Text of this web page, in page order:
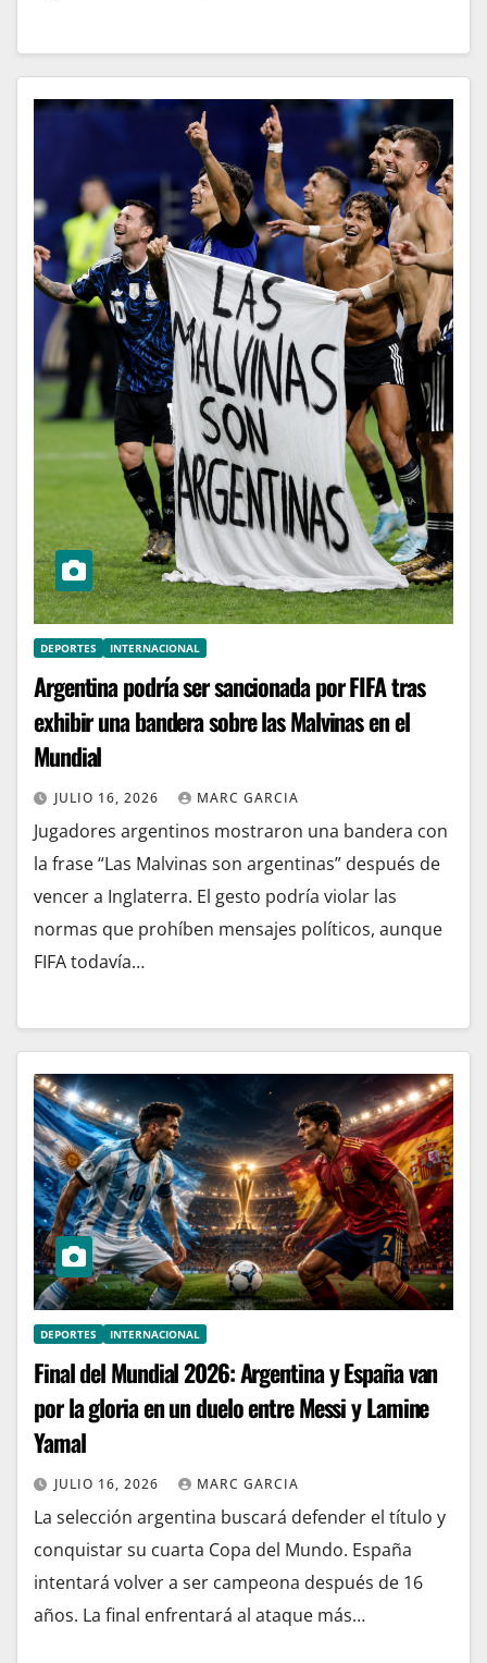
DEPORTES INTERNACIONAL
Argentina podría ser sancionada por FIFA tras
exhibir una bandera sobre las Malvinas en el
Mundial
JULIO 16, 2026 MARC GARCIA
Jugadores argentinos mostraron una bandera con
la frase “Las Malvinas son argentinas” después de
vencer a Inglaterra. El gesto podría violar las
normas que prohíben mensajes políticos, aunque
FIFA todavía…
DEPORTES INTERNACIONAL
Final del Mundial 2026: Argentina y España van
por la gloria en un duelo entre Messi y Lamine
Yamal
JULIO 16, 2026 MARC GARCIA
La selección argentina buscará defender el título y
conquistar su cuarta Copa del Mundo. España
intentará volver a ser campeona después de 16
años. La final enfrentará al ataque más…